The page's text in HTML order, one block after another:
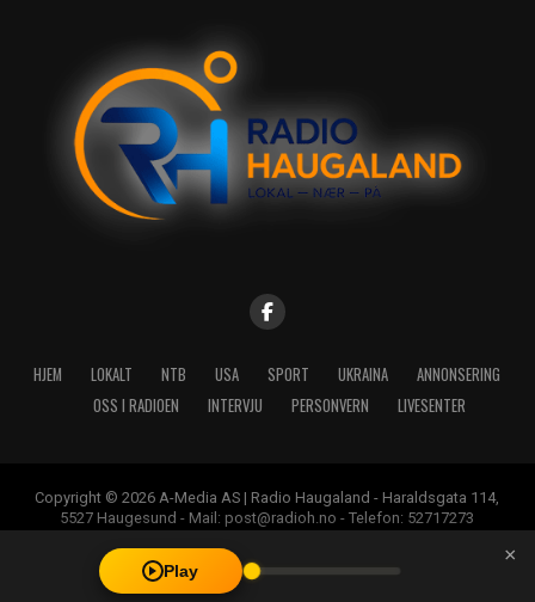
HJEM LOKALT NTB USA SPORT UKRAINA
ANNONSERING
OSS I RADIOEN
INTERVJU PERSONVERN LIVESENTER
Copyright © 2026 A-Media AS | Radio Haugaland - Haraldsgata 114,
5527 Haugesund - Mail: post@radioh.no - Telefon: 52717273
Play
×